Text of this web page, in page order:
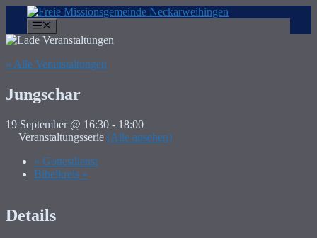
Inhalt
springen
« Alle Veranstaltungen
Jungschar
19 September @ 16:30 - 18:00
Veranstaltungsserie (Alle ansehen)
« Gottesdienst
Bibelkreis »
Details